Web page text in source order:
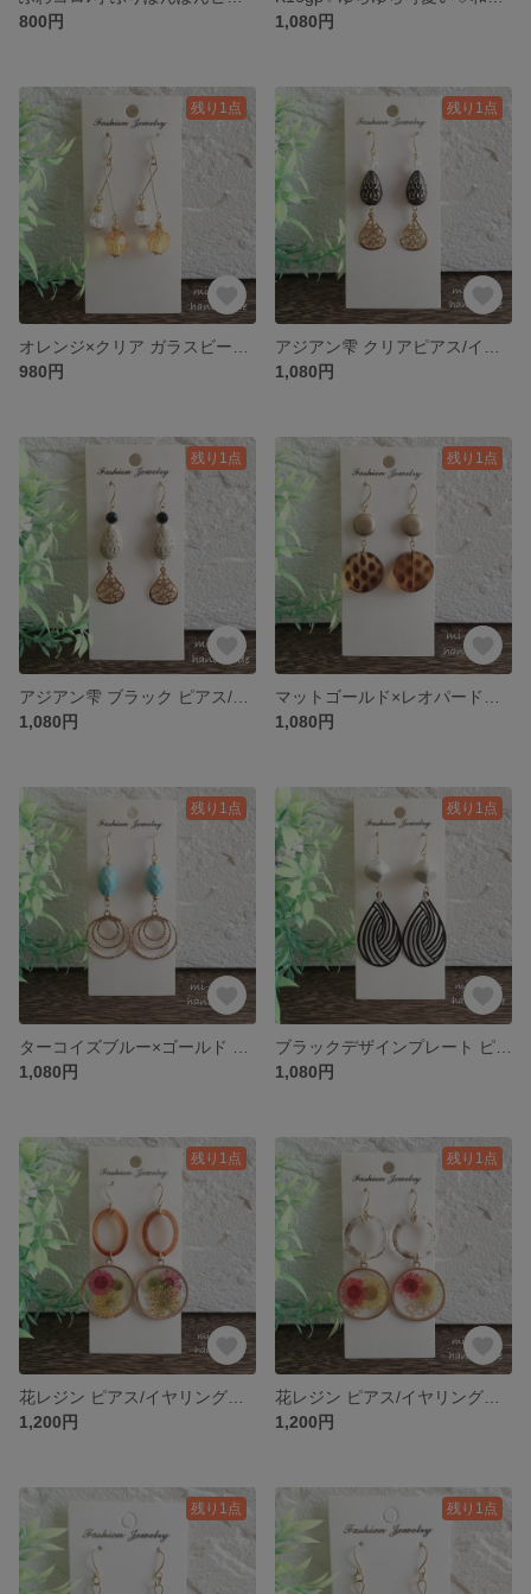
800円
1,080円
残り1点
980円
残り1点
1,080円
残り1点
1,080円
残り1点
1,080円
残り1点
1,080円
残り1点
1,080円
残り1点
1,200円
残り1点
1,200円
残り1点 残り1点